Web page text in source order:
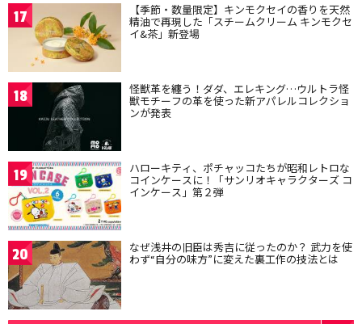
17 【季節・数量限定】キンモクセイの香りを天然
精油で再現した「スチームクリーム キンモクセ
イ&茶」新登場
18 怪獣革を纏う！ダダ、エレキング…ウルトラ怪
獣モチーフの革を使った新アパレルコレクショ
ンが発表
19 ハローキティ、ポチャッコたちが昭和レトロな
コインケースに！「サンリオキャラクターズ コ
インケース」第２弾
20 なぜ浅井の旧臣は秀吉に従ったのか？ 武力を使
わず“自分の味方”に変えた裏工作の技法とは